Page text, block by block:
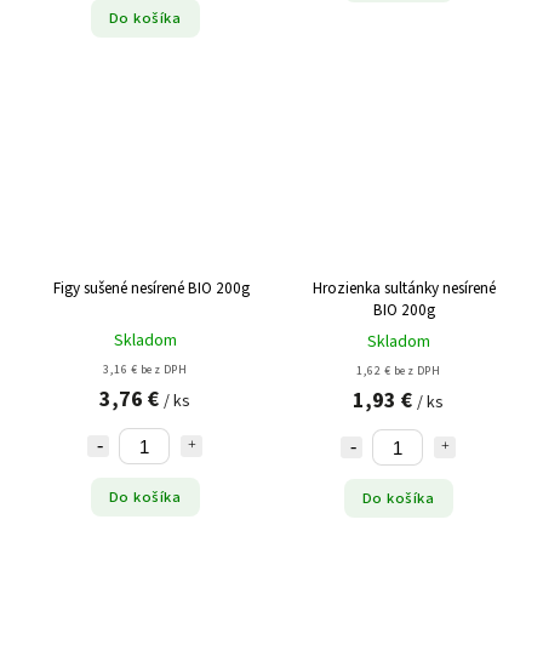
Do košíka
Figy sušené nesírené BIO 200g
Skladom
3,16 € bez DPH
3,76 € / ks
Do košíka
Hrozienka sultánky nesírené
BIO 200g
Skladom
1,62 € bez DPH
1,93 € / ks
Do košíka